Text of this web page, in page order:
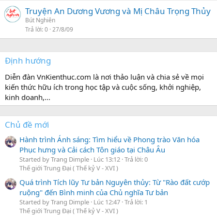
Truyện An Dương Vương và Mị Châu Trọng Thủy
Bút Nghiên
Trả lời 0 27/8/09
Định hướng
Diễn đàn VnKienthuc.com là nơi thảo luận và chia sẻ về mọi
kiến thức hữu ích trong học tập và cuộc sống, khởi nghiệp,
kinh doanh,...
Chủ đề mới
Hành trình Ánh sáng: Tìm hiểu về Phong trào Văn hóa
Phục hưng và Cải cách Tôn giáo tại Châu Âu
Started by Trang Dimple Lúc 13:12 Trả lời: 0
Thế giới Trung Đại ( Thế kỷ V - XVI )
Quá trình Tích lũy Tư bản Nguyên thủy: Từ "Rào đất cướp
ruộng" đến Bình minh của Chủ nghĩa Tư bản
Started by Trang Dimple Lúc 12:47 Trả lời: 1
Thế giới Trung Đại ( Thế kỷ V - XVI )